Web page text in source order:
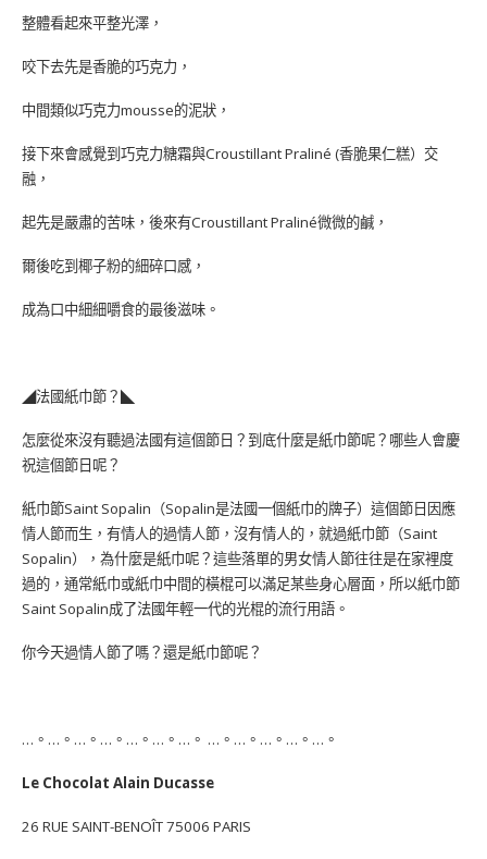
整體看起來平整光澤，
咬下去先是香脆的巧克力，
中間類似巧克力mousse的泥狀，
接下來會感覺到巧克力糖霜與Croustillant Praliné (香脆果仁糕）交
融，
起先是嚴肅的苦味，後來有Croustillant Praliné微微的鹹，
爾後吃到椰子粉的細碎口感，
成為口中細細嚼食的最後滋味。
◢法國紙巾節？◣
怎麼從來沒有聽過法國有這個節日？到底什麼是紙巾節呢？哪些人會慶
祝這個節日呢？
紙巾節Saint Sopalin（Sopalin是法國一個紙巾的牌子）這個節日因應
情人節而生，有情人的過情人節，沒有情人的，就過紙巾節（Saint
Sopalin），為什麼是紙巾呢？這些落單的男女情人節往往是在家裡度
過的，通常紙巾或紙巾中間的橫棍可以滿足某些身心層面，所以紙巾節
Saint Sopalin成了法國年輕一代的光棍的流行用語。
你今天過情人節了嗎？還是紙巾節呢？
…。…。…。…。…。…。…。 …。…。…。…。…。
Le Chocolat Alain Ducasse
26 RUE SAINT-BENOÎT 75006 PARIS